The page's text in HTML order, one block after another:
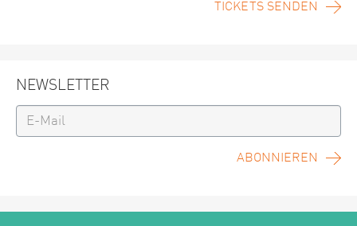
TICKETS SENDEN
NEWSLETTER
ABONNIEREN